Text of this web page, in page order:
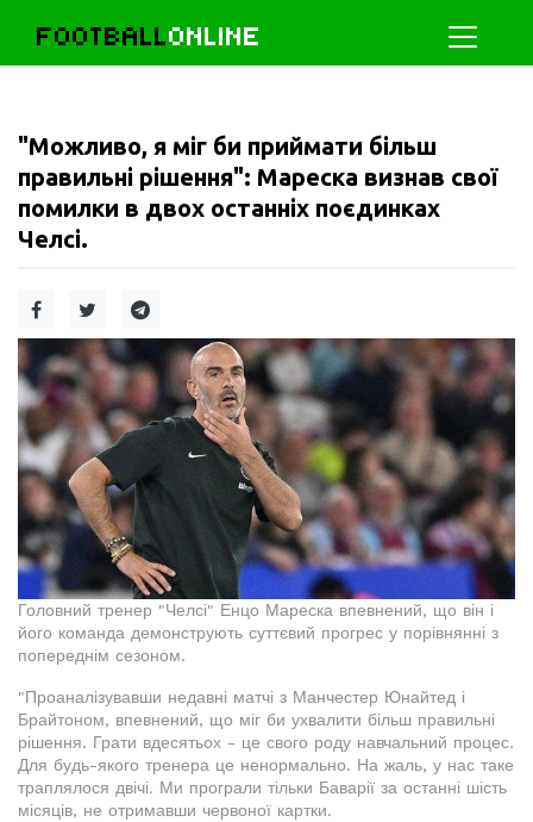
FOOTBALLONLINE
"Можливо, я міг би приймати більш
правильні рішення": Мареска визнав свої
помилки в двох останніх поєдинках
Челсі.
Головний тренер "Челсі" Енцо Мареска впевнений, що він і
його команда демонструють суттєвий прогрес у порівнянні з
попереднім сезоном.
"Проаналізувавши недавні матчі з Манчестер Юнайтед і
Брайтоном, впевнений, що міг би ухвалити більш правильні
рішення. Грати вдесятьох - це свого роду навчальний процес.
Для будь-якого тренера це ненормально. На жаль, у нас таке
траплялося двічі. Ми програли тільки Баварії за останні шість
місяців, не отримавши червоної картки.